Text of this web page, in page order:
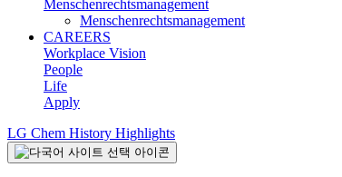
Menschenrechtsmanagement
Menschenrechtsmanagement
CAREERS
Workplace Vision
People
Life
Apply
LG Chem History Highlights